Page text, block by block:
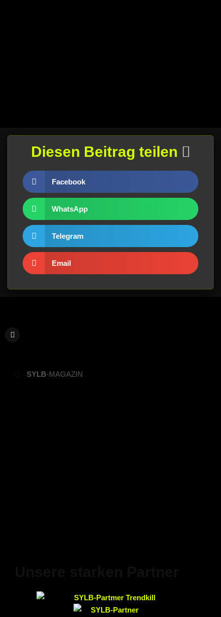
Diesen Beitrag teilen
Facebook
WhatsApp
Telegram
Email
SYLB-MAGAZIN